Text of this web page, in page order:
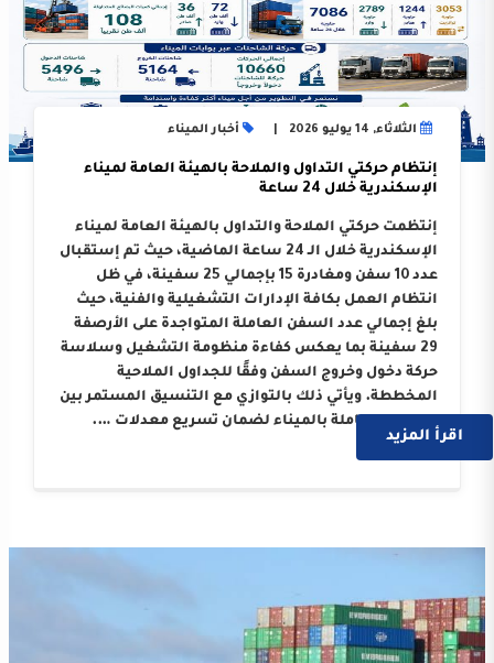
الثلاثاء, 14 يوليو 2026 أخبار الميناء
إنتظام حركتي التداول والملاحة بالهيئة العامة لميناء
الإسكندرية خلال 24 ساعة
إنتظمت حركتي الملاحة والتداول بالهيئة العامة لميناء
الإسكندرية خلال الـ 24 ساعة الماضية، حيث تم إستقبال
عدد 10 سفن ومغادرة 15 بإجمالي 25 سفينة، في ظل
انتظام العمل بكافة الإدارات التشغيلية والفنية، حيث
بلغ إجمالي عدد السفن العاملة المتواجدة على الأرصفة
29 سفينة بما يعكس كفاءة منظومة التشغيل وسلاسة
حركة دخول وخروج السفن وفقًا للجداول الملاحية
المخططة. ويأتي ذلك بالتوازي مع التنسيق المستمر بين
الجهات العاملة بالميناء لضمان تسريع معدلات ….
اقرأ المزيد